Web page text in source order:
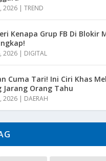
2026 |TREND
Kenapa Grup FB Di Blokir
2026 | DIGITAL
Cuma Tari! Ini Ciri Khas
Jarang Orang Tahu
2026 | DAERAH